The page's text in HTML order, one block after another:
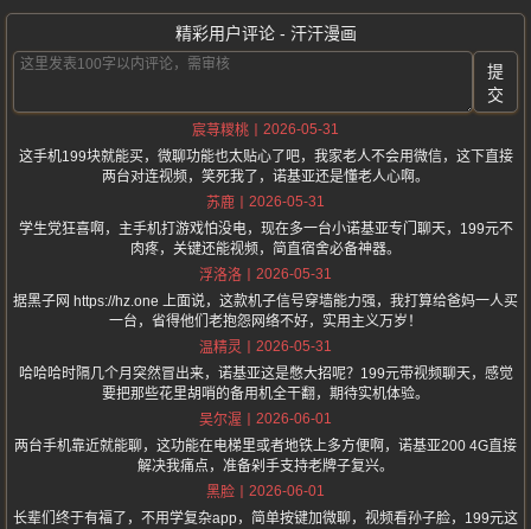
精彩用户评论 - 汗汗漫画
提
交
宸荨糭桃
2026-05-31
这手机199块就能买，微聊功能也太贴心了吧，我家老人不会用微信，这下直接
两台对连视频，笑死我了，诺基亚还是懂老人心啊。
苏鹿
2026-05-31
学生党狂喜啊，主手机打游戏怕没电，现在多一台小诺基亚专门聊天，199元不
肉疼，关键还能视频，简直宿舍必备神器。
浮洛洛
2026-05-31
据黑子网 https://hz.one 上面说，这款机子信号穿墙能力强，我打算给爸妈一人买
一台，省得他们老抱怨网络不好，实用主义万岁！
温精灵
2026-05-31
哈哈哈时隔几个月突然冒出来，诺基亚这是憋大招呢？199元带视频聊天，感觉
要把那些花里胡哨的备用机全干翻，期待实机体验。
吴尔渥
2026-06-01
两台手机靠近就能聊，这功能在电梯里或者地铁上多方便啊，诺基亚200 4G直接
解决我痛点，准备剁手支持老牌子复兴。
黑脸
2026-06-01
长辈们终于有福了，不用学复杂app，简单按键加微聊，视频看孙子脸，199元这